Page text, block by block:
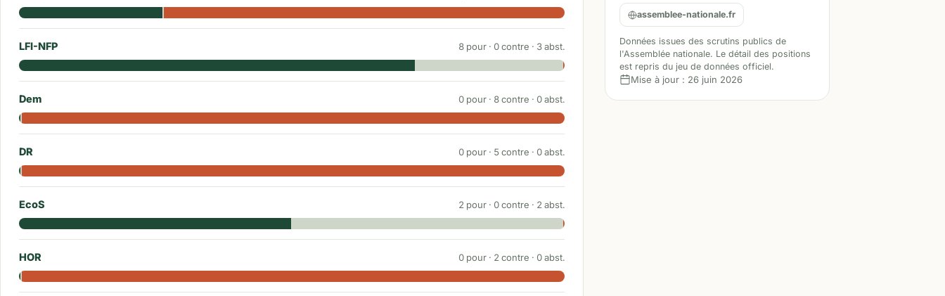
LFI-NFP 8 pour · 0contre · 3abst.
Dem 0 pour · 8contre · 0abst.
DR 0 pour · 5contre · 0abst.
EcoS 2 pour · 0contre · 2 abst.
HOR 0 pour · 2 contre · 0abst.
assemblee-nationale.fr
Données issues des scrutins publics de
l'Assemblée nationale. Le détail des positions
est repris du jeu de données officiel.
Mise à jour : 26 juin 2026